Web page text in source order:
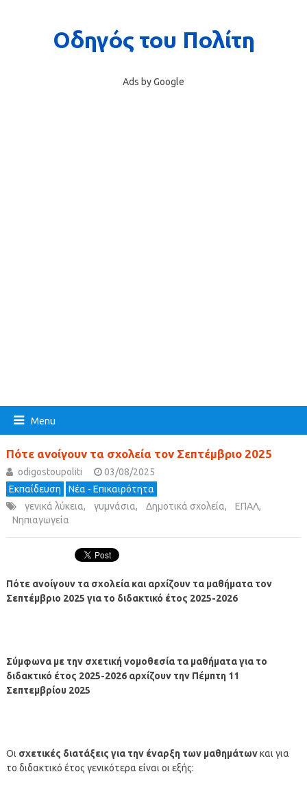
Ads by Google
Menu
Πότε ανοίγουν τα σχολεία τον Σεπτέμβριο 2025
odigostoupoliti
03/08/2025
Εκπαίδευση
Νέα - Επικαιρότητα
γενικά λύκεια, γυμνάσια, Δημοτικά σχολεία, ΕΠΑΛ,
Νηπιαγωγεία
Πότε ανοίγουν τα σχολεία και αρχίζουν τα μαθήματα τον
Σεπτέμβριο 2025 για το διδακτικό έτος 2025-2026
Σύμφωνα με την σχετική νομοθεσία τα μαθήματα για το
διδακτικό έτος 2025-2026 αρχίζουν την Πέμπτη 11
Σεπτεμβρίου 2025
Οι σχετικές διατάξεις για την έναρξη των μαθημάτωνκαι για
το διδακτικό έτος γενικότερα είναι οι εξής: